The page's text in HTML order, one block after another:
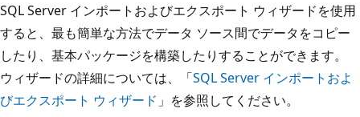
SQL Server インポートおよびエクスポート ウィザードを使用
すると、最も簡単な方法でデータ ソース間でデータをコピー
したり、基本パッケージを構築したりすることができます。
ウィザードの詳細については、「SQL Server インポートおよ
びエクスポート ウィザード 」を参照してください。